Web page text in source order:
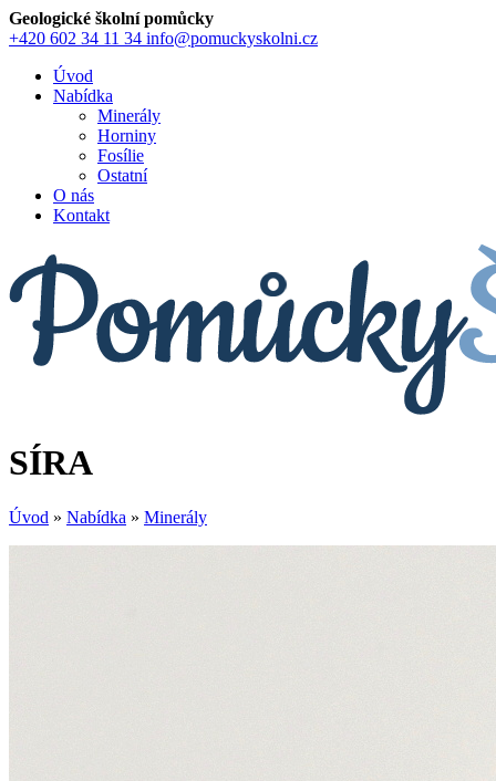
Geologické školní pomůcky
+420 602 34 11 34 info@pomuckyskolni.cz
Úvod
Nabídka
Minerály
Horniny
Fosílie
Ostatní
O nás
Kontakt
SÍRA
Úvod » Nabídka » Minerály